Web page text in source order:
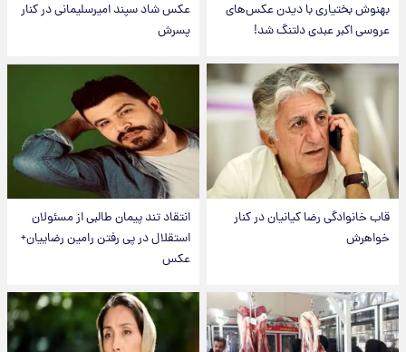
بهنوش بختیاری با دیدن عکس‌های
عروسی اکبر عبدی دلتنگ شد!
عکس شاد سپند امیرسلیمانی در کنار
پسرش
قاب خانوادگی رضا کیانیان در کنار
خواهرش
انتقاد تند پیمان طالبی از مسئولان
استقلال در پی رفتن رامین رضاییان+
عکس